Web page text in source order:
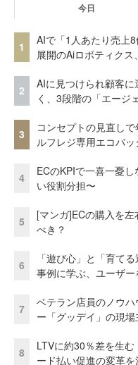
今日
1
AIで「1人あたり売上
展開のAiロボティクス
2
AIに見つけられ顧客
く、3段階の「エージ
3
コンセプトの見直し
ルフレジ専用エコバ
4
ECのKPIで一喜一憂
い役割分担〜
5
[マンガ]ECの購入を
べき？
6
「遊び心」と「育て
事例に学ぶ、ユーザ
7
ベテラン店員のノウ
ー「グッデイ」の現
8
LTVに約30％差を生
ード払い促進の変革